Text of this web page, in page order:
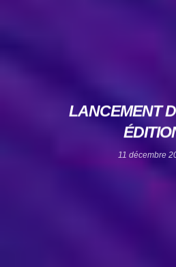
LANCEMENT
11 décembre